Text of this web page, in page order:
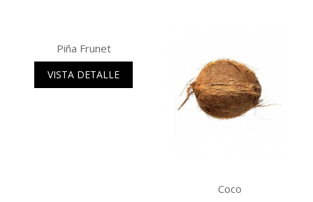
Piña Frunet
VISTA DETALLE
Coco